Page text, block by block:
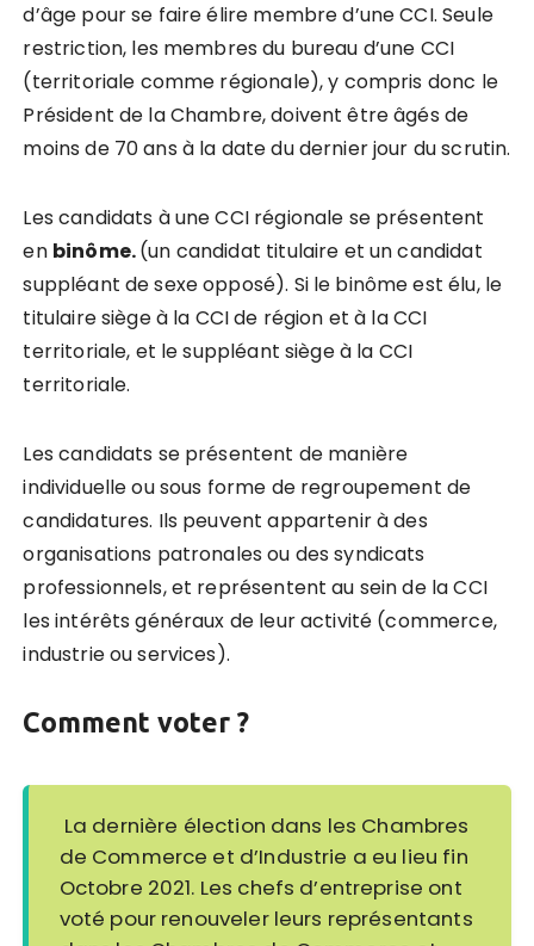
d’âge pour se faire élire membre d’une CCI. Seule
restriction, les membres du bureau d’une CCI
(territoriale comme régionale), y compris donc le
Président de la Chambre, doivent être âgés de
moins de 70 ans à la date du dernier jour du scrutin.
Les candidats à une CCI régionale se présentent
en binôme.(un candidat titulaire et un candidat
suppléant de sexe opposé). Si le binôme est élu, le
titulaire siège à la CCI de région et à la CCI
territoriale, et le suppléant siège à la CCI
territoriale.
Les candidats se présentent de manière
individuelle ou sous forme de regroupement de
candidatures. Ils peuvent appartenir à des
organisations patronales ou des syndicats
professionnels, et représentent au sein de la CCI
les intérêts généraux de leur activité (commerce,
industrie ou services).
Comment voter ?
La dernière élection dans les Chambres
de Commerce et d’Industrie a eu lieu fin
Octobre 2021. Les chefs d’entreprise ont
voté pour renouveler leurs représentants